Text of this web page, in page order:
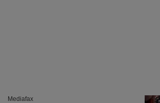
Mediafax